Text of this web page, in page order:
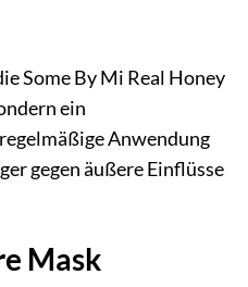
Some By Mi Real Honey
ein
Anwendung
gegen äußere Einflüsse
Mask